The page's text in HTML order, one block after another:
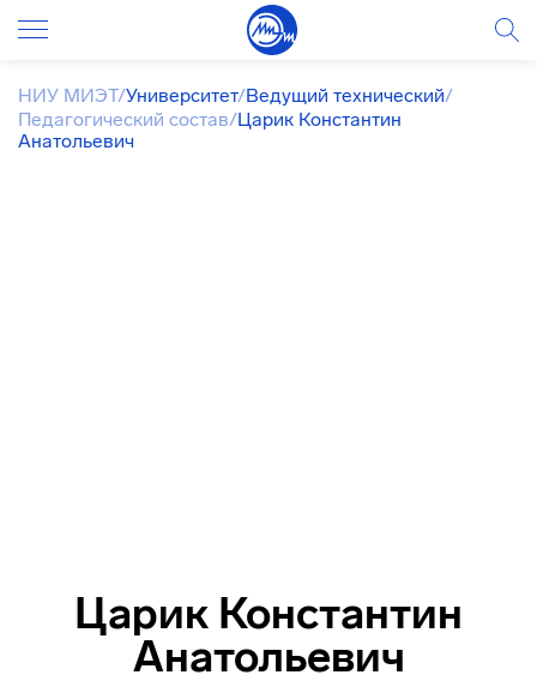
НИУ МИЭТ/Университет/Ведущий технический/
Педагогический состав/Царик Константин
Анатольевич
Царик Константин
Анатольевич